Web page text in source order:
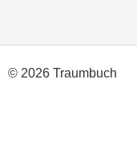
© 2026 Traumbuch